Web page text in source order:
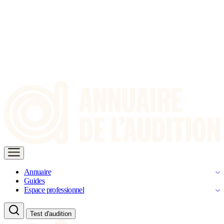
Annuaire
Guides
Espace professionnel
Test d'audition